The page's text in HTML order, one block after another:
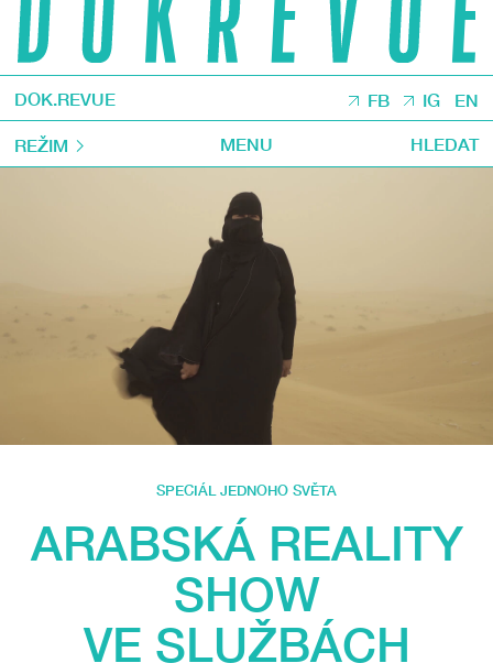
DOK.REVUE FB IG EN
REŽIM MENU HLEDAT
SPECIÁL JEDNOHO SVĚTA
ARABSKÁ REALITY
SHOW
VE SLUŽBÁCH